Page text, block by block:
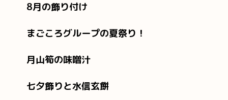
8月の飾り付け
まごころグループの夏祭り！
月山筍の味噌汁
七夕飾りと水信玄餅